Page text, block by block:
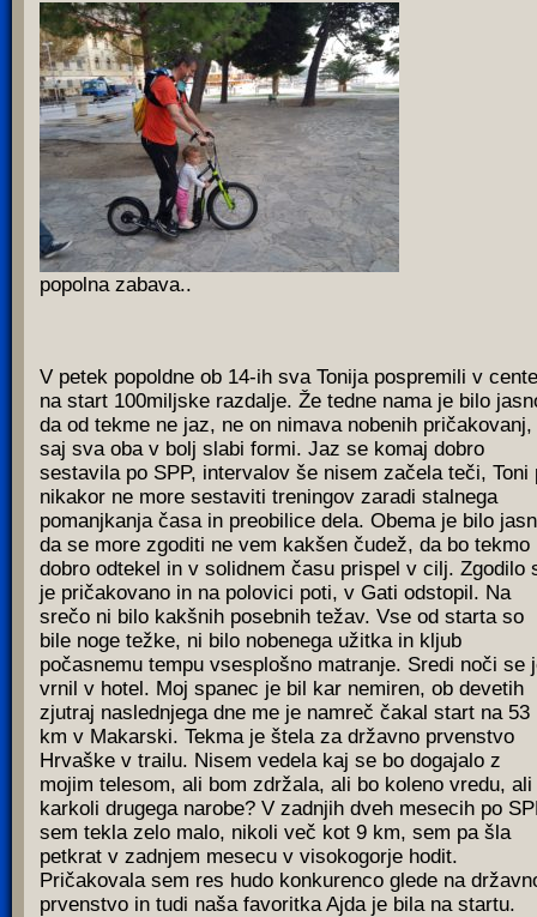
popolna zabava..
V petek popoldne ob 14-ih sva Tonija pospremili v
na start 100miljske razdalje. Že tedne nama je bilo
da od tekme ne jaz, ne on nimava nobenih pričakovanj,
saj sva oba v bolj slabi formi. Jaz se komaj dobro
sestavila po SPP, intervalov še nisem začela teči, Toni
nikakor ne more sestaviti treningov zaradi stalnega
pomanjkanja časa in preobilice dela. Obema je bilo
da se more zgoditi ne vem kakšen čudež, da bo tekmo
dobro odtekel in v solidnem času prispel v cilj. Zgodilo
je pričakovano in na polovici poti, v Gati odstopil. Na
srečo ni bilo kakšnih posebnih težav. Vse od starta so
bile noge težke, ni bilo nobenega užitka in kljub
počasnemu tempu vsesplošno matranje. Sredi noči se
vrnil v hotel. Moj spanec je bil kar nemiren, ob devetih
zjutraj naslednjega dne me je namreč čakal start na 53
km v Makarski. Tekma je štela za državno prvenstvo
Hrvaške v trailu. Nisem vedela kaj se bo dogajalo z
mojim telesom, ali bom zdržala, ali bo koleno vredu, ali
karkoli drugega narobe? V zadnjih dveh mesecih po
sem tekla zelo malo, nikoli več kot 9 km, sem pa šla
petkrat v zadnjem mesecu v visokogorje hodit.
Pričakovala sem res hudo konkurenco glede na
prvenstvo in tudi naša favoritka Ajda je bila na startu.